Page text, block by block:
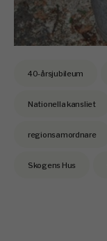
40-årsjubileum
Nationella kansliet
regionsamordnare
Skogens Hus